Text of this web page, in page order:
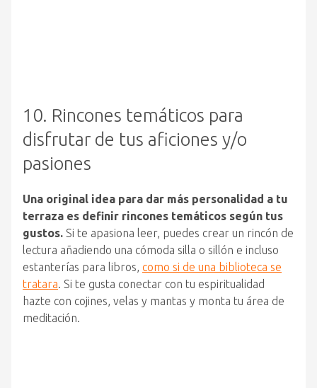
10. Rincones temáticos para
disfrutar de tus aficiones y/o
pasiones
Una original idea para dar más personalidad a tu
terraza es definir rincones temáticos según tus
gustos. Si te apasiona leer, puedes crear un rincón de
lectura añadiendo una cómoda silla o sillón e incluso
estanterías para libros, como si de una biblioteca se
tratara. Si te gusta conectar con tu espiritualidad
hazte con cojines, velas y mantas y monta tu área de
meditación.